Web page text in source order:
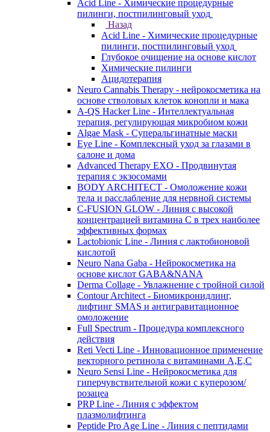
Acid Line - Химические процедурные
пилинги, постпилинговый уход
Назад
Acid Line - Химические процедурные
пилинги, постпилинговый уход
Глубокое очищение на основе кислот
Химические пилинги
Ацидотерапия
Neuro Cannabis Therapy - нейрокосметика на
основе стволовых клеток конопли и мака
A-QS Hacker Line - Интеллектуальная
терапия, регулирующая микробиом кожи
Algae Mask - Суперальгинатные маски
Eye Line - Комплексный уход за глазами в
салоне и дома
Advanced Therapy EXO - Продвинутая
терапия с экзосомами
BODY ARCHITECT - Омоложение кожи
тела и расслабление для нервной системы
C-FUSION GLOW - Линия с высокой
концентрацией витамина C в трех наиболее
эффективных формах
Lactobionic Line - Линия с лактобионовой
кислотой
Neuro Nana Gaba - Нейрокосметика на
основе кислот GABA&NANA
Derma Collage - Увлажнение с тройной силой
Contour Architect - Биомикронидлинг,
лифтинг SMAS и антигравитационное
омоложение
Full Spectrum - Процедура комплексного
действия
Reti Vecti Line - Инновационное применение
векторного ретинола с витаминами A,Е,С
Neuro Sensi Line - Нейрокосметика для
гиперчувствительной кожи с куперозом/
розацеа
PRP Line - Линия с эффектом
плазмолифтинга
Peptide Pro Age Line - Линия с пептидами